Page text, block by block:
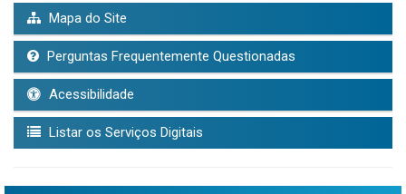
Mapa do Site
Perguntas Frequentemente Questionadas
Acessibilidade
Listar os Serviços Digitais